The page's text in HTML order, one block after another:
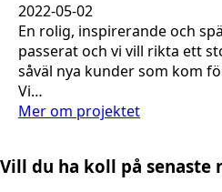
2022-05-02
En rolig, inspirerande och
passerat och vi vill rikta ett
såväl nya kunder som kom
Vi…
Mer om projektet
Vill du ha koll på senaste